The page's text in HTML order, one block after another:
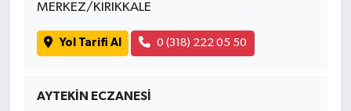
MERKEZ/KIRIKKALE
Yol Tarifi Al 0 (318) 222 05 50
AYTEKİN ECZANESİ